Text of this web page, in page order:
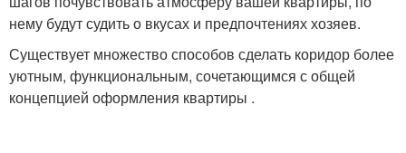
нему будут судить о вкусах и предпочтениях хозяев.
Существует множество способов сделать коридор более
уютным, функциональным, сочетающимся с общей
концепцией оформления квартиры .